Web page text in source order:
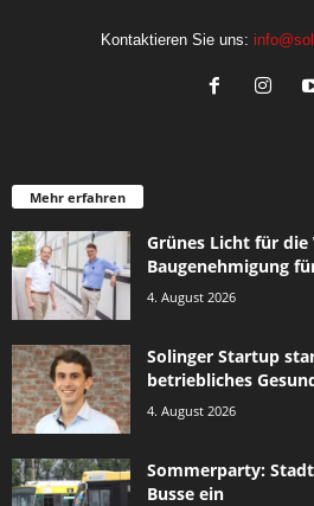
Kontaktieren Sie uns:
Mehr erfahren
Grünes Licht für die
Baugenehmigung
4. August 2026
Solinger Startup
betriebliches
4. August 2026
Sommerparty:
Busse ein